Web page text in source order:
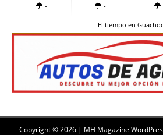
- -
El tiempo en
Copyright © 2026 | MH Magazine